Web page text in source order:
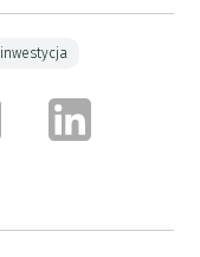
inwestycja